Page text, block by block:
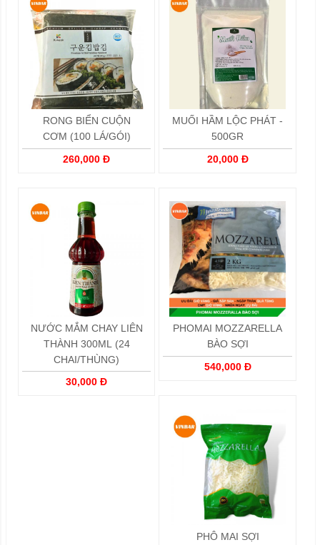
RONG BIỂN CUỘN
CƠM (100 LÁ/GÓI)
260,000 Đ
MUỐI HẦM LỘC PHÁT -
500GR
20,000 Đ
NƯỚC MẮM CHAY LIÊN
THÀNH 300ML (24
CHAI/THÙNG)
30,000 Đ
PHOMAI MOZZARELLA
BÀO SỢI
540,000 Đ
PHÔ MAI SỢI